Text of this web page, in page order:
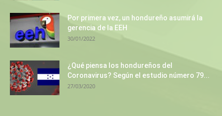
Por primera vez, un hondureño asumirá la
gerencia de la EEH
30/01/2022
¿Qué piensa los hondureños del
Coronavirus? Según el estudio número 79...
27/03/2020